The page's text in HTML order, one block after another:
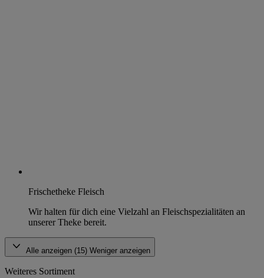
Frischetheke Fleisch
Wir halten für dich eine Vielzahl an Fleischspezialitäten an
unserer Theke bereit.
Alle anzeigen (15) Weniger anzeigen
Weiteres Sortiment